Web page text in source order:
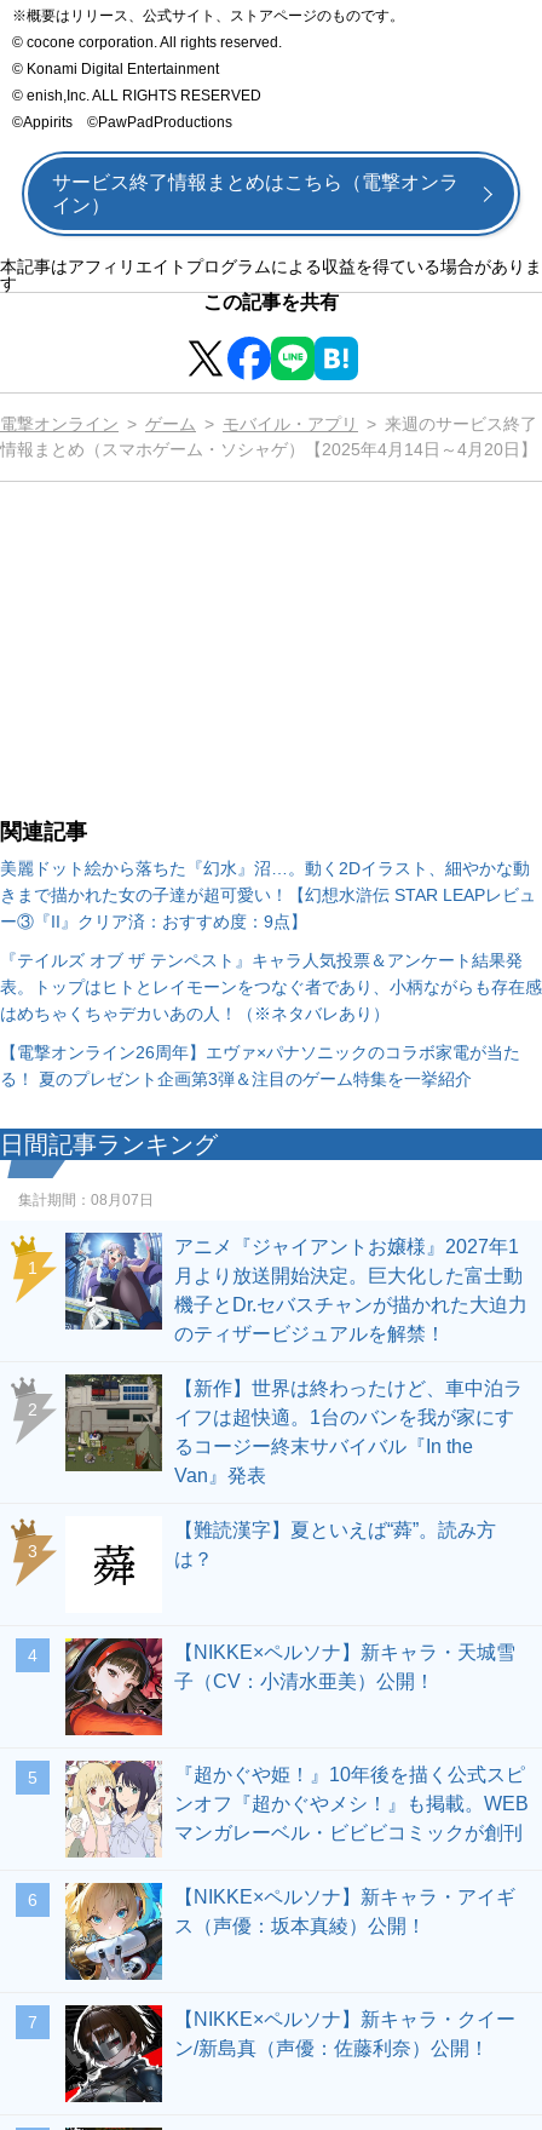
※概要はリリース、公式サイト、ストアページのものです。
© cocone corporation. All rights reserved.
© Konami Digital Entertainment
© enish,Inc. ALL RIGHTS RESERVED
©Appirits ©PawPadProductions
サービス終了情報まとめはこちら（電撃オンラ
イン）
本記事はアフィリエイトプログラムによる収益を得ている場合がありま
す
この記事を共有
電撃オンライン ゲーム モバイル・アプリ
来週のサービス終了
情報まとめ（スマホゲーム・ソシャゲ）【2025年4月14日～4月20日】
関連記事
美麗ドット絵から落ちた『幻水』沼…。動く2Dイラスト、細やかな動
きまで描かれた女の子達が超可愛い！【幻想水滸伝 STAR LEAPレビュ
ー③『II』クリア済：おすすめ度：9点】
『テイルズ オブ ザ テンペスト』キャラ人気投票＆アンケート結果発
表。トップはヒトとレイモーンをつなぐ者であり、小柄ながらも存在感
はめちゃくちゃデカいあの人！（※ネタバレあり）
【電撃オンライン26周年】エヴァ×パナソニックのコラボ家電が当た
る！ 夏のプレゼント企画第3弾＆注目のゲーム特集を一挙紹介
日間記事ランキング
集計期間： 08月07日
1
アニメ『ジャイアントお嬢様』2027年1
月より放送開始決定。巨大化した富士動
機子とDr.セバスチャンが描かれた大迫力
のティザービジュアルを解禁！
2
【新作】世界は終わったけど、車中泊ラ
イフは超快適。1台のバンを我が家にす
るコージー終末サバイバル『In the
Van』発表
3
【難読漢字】夏といえば“蕣”。読み方
は？
4
【NIKKE×ペルソナ】新キャラ・天城雪
子（CV：小清水亜美）公開！
5
『超かぐや姫！』10年後を描く公式スピ
ンオフ『超かぐやメシ！』も掲載。WEB
マンガレーベル・ビビビコミックが創刊
6
【NIKKE×ペルソナ】新キャラ・アイギ
ス（声優：坂本真綾）公開！
7
【NIKKE×ペルソナ】新キャラ・クイー
ン/新島真（声優：佐藤利奈）公開！